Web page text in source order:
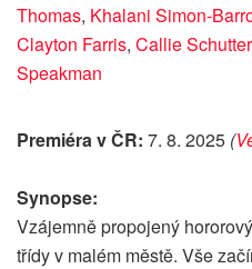
Thomas, Khalani Simon-
Clayton Farris, Callie
Speakman
Premiéra v ČR: 7. 8. 2025 (
Synopse:
Vzájemně propojený
třídy v malém městě. Vše